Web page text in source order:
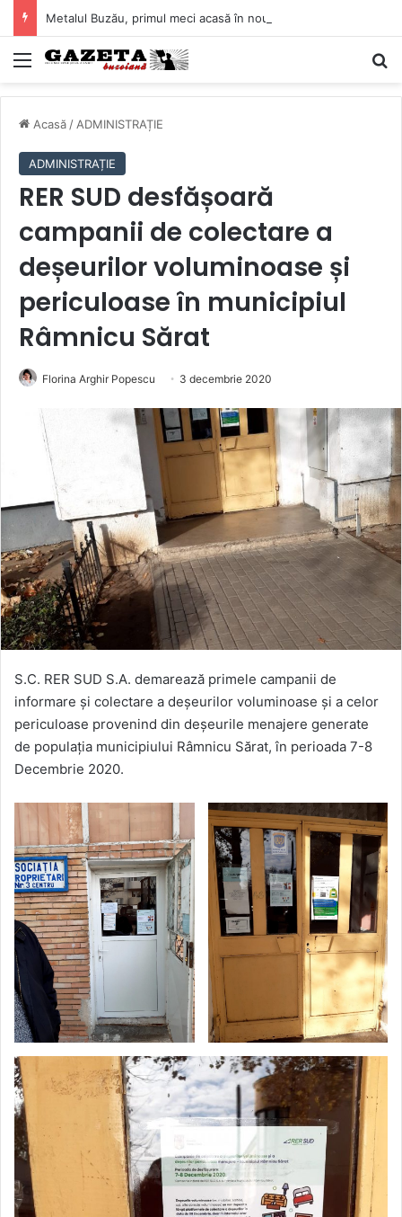
Mediu
Acasă / ADMINISTRAȚIE
ADMINISTRAȚIE
RER SUD desfășoară
campanii de colectare a
deșeurilor voluminoase și
periculoase în municipiul
Râmnicu Sărat
Florina Arghir Popescu 3 decembrie 2020
S.C. RER SUD S.A. demarează primele campanii de
informare și colectare a deșeurilor voluminoase și a celor
periculoase provenind din deșeurile menajere generate
de populația municipiului Râmnicu Sărat, în perioada 7-8
Decembrie 2020.